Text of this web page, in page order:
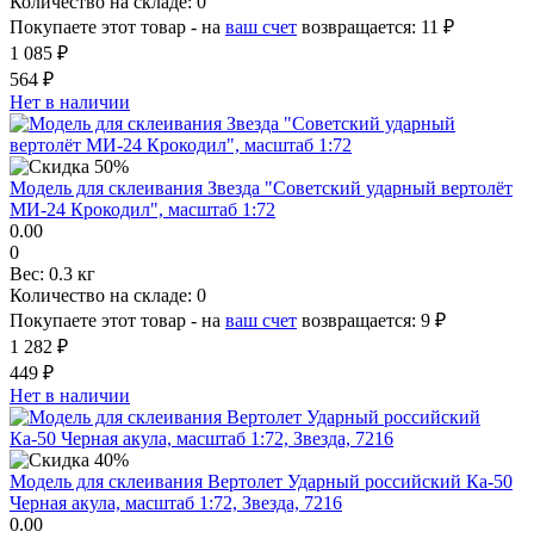
Покупаете этот товар - на ваш счет возвращается: 11 ₽
1 085 ₽
564 ₽
Нет в наличии
Модель для склеивания Звезда "Советский ударный вертолёт
МИ-24 Крокодил", масштаб 1:72
0.00
0
Вес: 0.3 кг
Количество на складе: 0
Покупаете этот товар - на ваш счет возвращается: 9 ₽
1 282 ₽
449 ₽
Нет в наличии
Модель для склеивания Вертолет Ударный российский Ка-50
Черная акула, масштаб 1:72, Звезда, 7216
0.00